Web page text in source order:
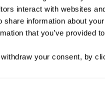
interact with websites
share information about
that you’ve provided
your consent, by